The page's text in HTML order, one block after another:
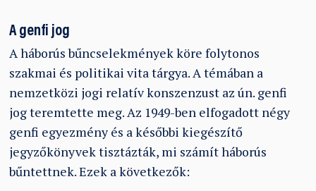
A genfi jog
A háborús bűncselekmények köre folytonos
szakmai és politikai vita tárgya. A témában a
nemzetközi jogi relatív konszenzust az ún. genfi
jog teremtette meg. Az 1949-ben elfogadott négy
genfi egyezmény és a későbbi kiegészítő
jegyzőkönyvek tisztázták, mi számít háborús
bűntettnek. Ezek a következők: